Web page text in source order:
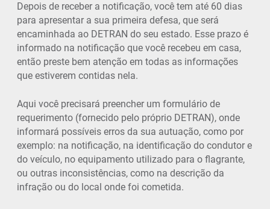
Depois de receber a notificação, você tem até 60 dias
para apresentar a sua primeira defesa, que será
encaminhada ao DETRAN do seu estado. Esse prazo é
informado na notificação que você recebeu em casa,
então preste bem atenção em todas as informações
que estiverem contidas nela.
Aqui você precisará preencher um formulário de
requerimento (fornecido pelo próprio DETRAN), onde
informará possíveis erros da sua autuação, como por
exemplo: na notificação, na identificação do condutor e
do veículo, no equipamento utilizado para o flagrante,
ou outras inconsistências, como na descrição da
infração ou do local onde foi cometida.